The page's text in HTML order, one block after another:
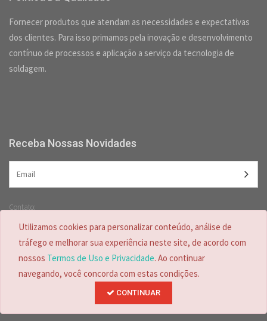
Fornecer produtos que atendam as necessidades e expectativas
dos clientes. Para isso primamos pela inovação e desenvolvimento
contínuo de processos e aplicação a serviço da tecnologia de
soldagem.
Receba Nossas Novidades
Contato:
(47) 99728-4635
© Copyright 2026.Desenvolvido por
Utilizamos cookies para personalizar conteúdo, análise de
tráfego e melhorar sua experiência neste site, de acordo com
nossos Termos de Uso e Privacidade. Ao continuar
navegando, você concorda com estas condições.
CONTINUAR